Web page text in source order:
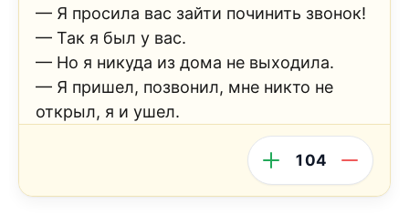
— Я просила вас зайти починить звонок!
— Так я был у вас.
— Но я никуда из дома не выходила.
— Я пришел, позвонил, мне никто не
открыл, я и ушел.
104